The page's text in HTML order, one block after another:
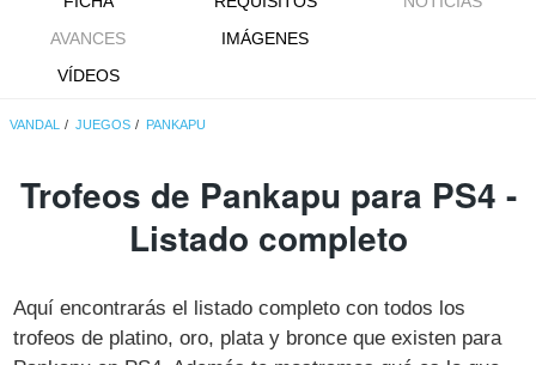
AVANCES
IMÁGENES
VÍDEOS
VANDAL JUEGOS PANKAPU
Trofeos de Pankapu para PS4 -
Listado completo
Aquí encontrarás el listado completo con todos los
trofeos de platino, oro, plata y bronce que existen para